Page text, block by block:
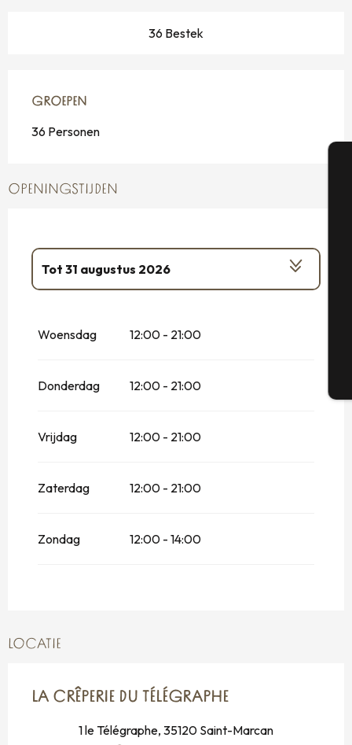
36 Bestek
GROEPEN
GROEPEN
36 Personen
OPENINGSTIJDEN
Tot 31 augustus 2026
Woensdag 12:00 - 21:00
Donderdag 12:00 - 21:00
Vrijdag 12:00 - 21:00
Zaterdag 12:00 - 21:00
Zondag 12:00 - 14:00
LOCATIE
LA CRÊPERIE DU TÉLÉGRAPHE
1 le Télégraphe, 35120 Saint-Marcan